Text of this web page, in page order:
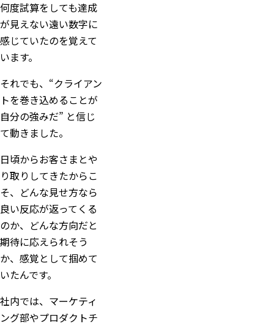
何度試算をしても達成
が見えない遠い数字に
感じていたのを覚えて
います。
それでも、“クライアン
トを巻き込めることが
自分の強みだ” と信じ
て動きました。
日頃からお客さまとや
り取りしてきたからこ
そ、どんな見せ方なら
良い反応が返ってくる
のか、どんな方向だと
期待に応えられそう
か、感覚として掴めて
いたんです。
社内では、マーケティ
ング部やプロダクトチ